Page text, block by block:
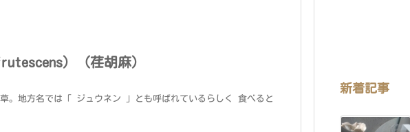
）（荏胡麻）
。地方名では「 ジュウネン 」とも呼ばれているらしく 食べると
新着記事